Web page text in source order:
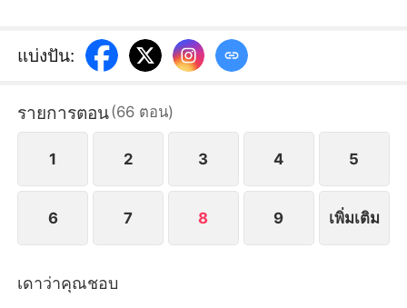
ได้ยินความในใจของเขา และรู้ว่าภวินท์รักเธออย่างร้อน
แรง ทั้งสองจึงเข้าใจผิดกันมาตลอด
แบ่งปัน:
รายการตอน(66 ตอน)
1 2 3 4 5
6 7 8 9 เพิ่มเติม
เดาว่าคุณชอบ